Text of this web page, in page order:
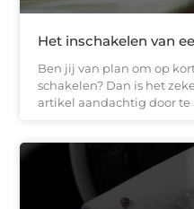
Het inschakelen van
Ben jij van plan om op
schakelen? Dan is het
artikel aandachtig door